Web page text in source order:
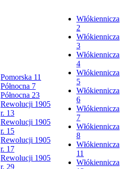
Pomorska 11
Północna 7
Północna 23
Rewolucji 1905
r. 13
Rewolucji 1905
r. 15
Rewolucji 1905
r. 17
Rewolucji 1905
r. 29
Włókiennicza
2
Włókiennicza
3
Włókiennicza
4
Włókiennicza
5
Włókiennicza
6
Włókiennicza
7
Włókiennicza
8
Włókiennicza
11
Włókiennicza